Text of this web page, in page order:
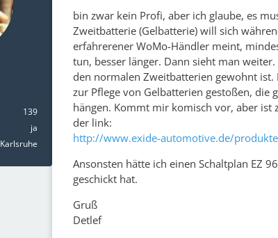
139
ja
Karlsruhe
bin zwar kein Profi, aber ich glaube, es
Zweitbatterie (Gelbatterie) will sich
erfahrerener WoMo-Händler meint,
tun, besser länger. Dann sieht man
den normalen Zweitbatterien gewohnt
zur Pflege von Gelbatterien gestoßen, die
hängen. Kommt mir komisch vor, aber ist
der link:
http://www.exide-automotive.de/
Ansonsten hätte ich einen Schaltplan EZ
geschickt hat.
Gruß
Detlef